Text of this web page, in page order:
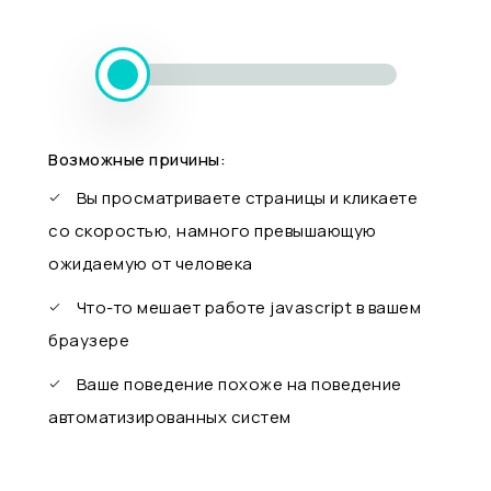
Возможные причины:
Вы просматриваете страницы и кликаете
со скоростью, намного превышающую
ожидаемую от человека
Что-то мешает работе javascript в вашем
браузере
Ваше поведение похоже на поведение
автоматизированных систем